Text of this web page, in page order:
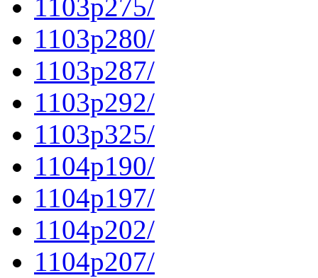
1103p275/
1103p280/
1103p287/
1103p292/
1103p325/
1104p190/
1104p197/
1104p202/
1104p207/